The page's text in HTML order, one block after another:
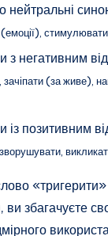
нейтральні
стимулювати.
з негативним
зачіпати (за живе),
із позитивним
«тригерити»
ви збагачуєте